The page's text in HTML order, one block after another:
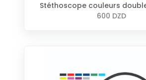
Stéthoscope couleurs
600 DZD